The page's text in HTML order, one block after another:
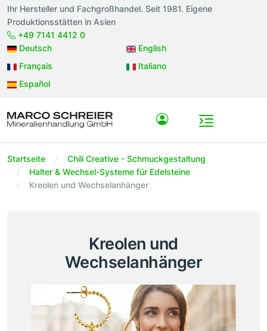
Ihr Hersteller und Fachgroßhandel. Seit 1981. Eigene
Produktionsstätten in Asien
+49 7141 4412 0
Deutsch
English
Français
Italiano
Español
Startseite
Chili Creative - Schmuckgestaltung
Halter & Wechsel-Systeme für Edelsteine
Kreolen und Wechselanhänger
Kreolen und
Wechselanhänger